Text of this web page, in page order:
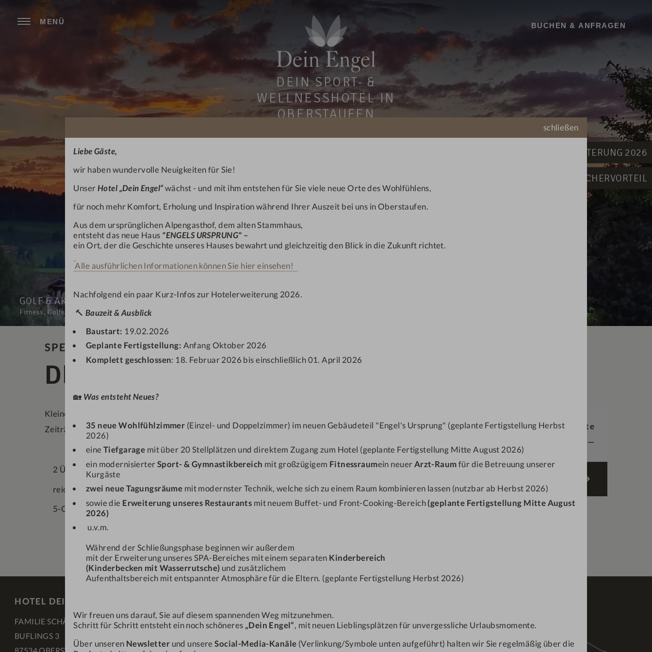
schließen
Liebe Gäste,
wir haben wundervolle Neuigkeiten für Sie!
UnserHotel „Dein Engel“wächst - und mit ihm entstehen für Sie viele neue Orte des Wohlfühlens,
für noch mehr Komfort, Erholung und Inspiration während Ihrer Auszeit bei uns in Oberstaufen.
Aus dem ursprünglichen Alpengasthof, dem alten Stammhaus,
entsteht das neue Haus "ENGELS URSPRUNG" –
ein Ort, der die Geschichte unseres Hauses bewahrt und gleichzeitig den Blick in die Zukunft richtet.
Alle ausführlichen Informationen können Sie hier einsehen!
Nachfolgend ein paar Kurz-Infos zur Hotelerweiterung 2026.
🔨 Bauzeit & Ausblick
Baustart: 19.02.2026
Geplante Fertigstellung: Anfang Oktober 2026
Komplett geschlossen: 18. Februar 2026 bis einschließlich 01. April 2026
🏡 Was entsteht Neues?
35 neue Wohlfühlzimmer (Einzel- und Doppelzimmer) im neuen Gebäudeteil "Engel's Ursprung" (geplante Fertigstellung Herbst
2026)
eineTiefgarage mit über 20 Stellplätzen und direktem Zugang zum Hotel (geplante Fertigstellung Mitte August 2026)
ein modernisierterSport- & Gymnastikbereich mit großzügigem Fitnessraumein neuerArzt-Raumfür die Betreuung unserer
Kurgäste
zwei neue Tagungsräume mit modernster Technik, welche sich zu einem Raum kombinieren lassen (nutzbar ab Herbst 2026)
sowie die Erweiterung unseres Restaurants mit neuem Buffet- und Front-Cooking-Bereich(geplante Fertigstellung Mitte August
2026)
u.v.m.
Während der Schließungsphase beginnen wir außerdem
mit der Erweiterung unseres SPA-Bereiches mit einem separaten Kinderbereich
(Kinderbecken mit Wasserrutsche) und zusätzlichem
Aufenthaltsbereich mit entspannter Atmosphäre für die Eltern. (geplante Fertigstellung Herbst 2026)
Wir freuen uns darauf, Sie auf diesem spannenden Weg mitzunehmen.
Schritt für Schritt entsteht ein noch schöneres „Dein Engel“, mit neuen Lieblingsplätzen für unvergessliche Urlaubsmomente.
Über unseren Newsletter und unsereSocial-Media-Kanäle (Verlinkung/Symbole unten aufgeführt) halten wir Sie regelmäßig über die
DEIN SPORT- &
WELLNESSHOTEL IN
OBERSTAUFEN
MENÜ
Dein Engel-Restplätzle
GOLF & AKTIVURLAUB
Fitness, Golfen, Wandern & Ski
WELLNESS & SPA
Pools, Saunen, Beauty
GESUNDHEIT
DEIN ENGEL.HOTELERWEITERUNG 2026
DIREKTBUCHERVORTEIL
BUCHEN & ANFRAGEN
SPECIALS & AKTIONEN
DEIN ENGEL-RESTPLÄTZLE
Kleine Auszeit ganz spontan, begrenzte Verfügbarkeit, ausgewählte/fixe
Zeiträume und nur online buchbar!
2 Übernachtungen
reichhaltiges Frühstücksbuffet
5-Gang-Wahlmenü am Abend
Übernachtungen 2-4Nächte
378,—
HOTEL DEIN ENGEL ****S
FAMILIE SCHÄDLER
BUFLINGS 3
KONTAKT
LAGE & ANREISE